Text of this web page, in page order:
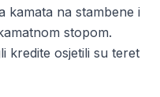
kamata na stambene i
stopom.
kredite osjetili su teret